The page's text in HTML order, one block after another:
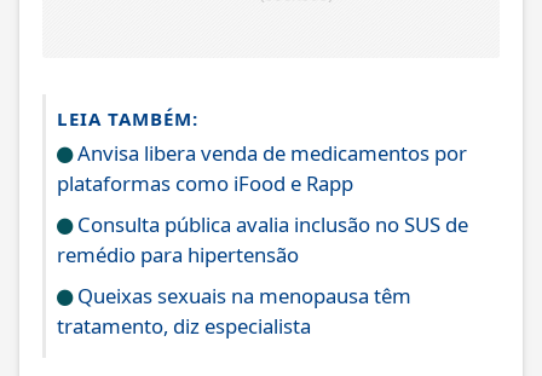
LEIA TAMBÉM:
Anvisa libera venda de medicamentos por
plataformas como iFood e Rapp
Consulta pública avalia inclusão no SUS de
remédio para hipertensão
Queixas sexuais na menopausa têm
tratamento, diz especialista